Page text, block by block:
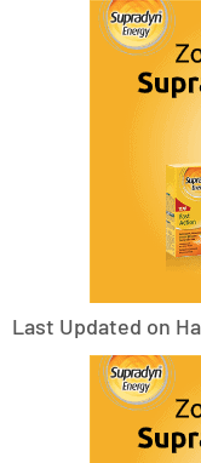
Last Updated on